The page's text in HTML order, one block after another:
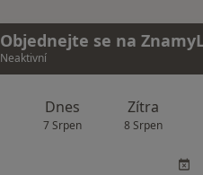
Objednejte se na
Neaktivní
Dnes
7 Srpen
Zítra
8 Srpen